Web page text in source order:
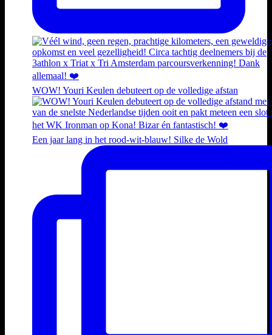
WOW! Youri Keulen debuteert op de volledige afstan
Een jaar lang in het rood-wit-blauw! Silke de Wold